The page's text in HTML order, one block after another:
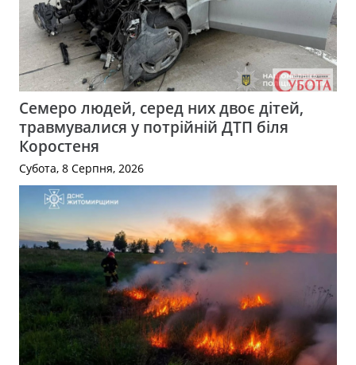
Семеро людей, серед них двоє дітей,
травмувалися у потрійній ДТП біля
Коростеня
Субота, 8 Серпня, 2026